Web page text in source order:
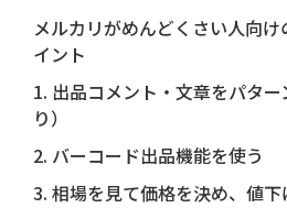
メルカリがめんどくさい人向
イント
1. 出品コメント・文章をパタ
り）
2. バーコード出品機能を使う
3. 相場を見て価格を決め、値